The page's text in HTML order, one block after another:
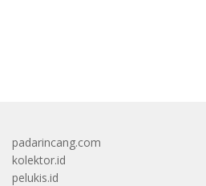
padarincang.com
kolektor.id
pelukis.id